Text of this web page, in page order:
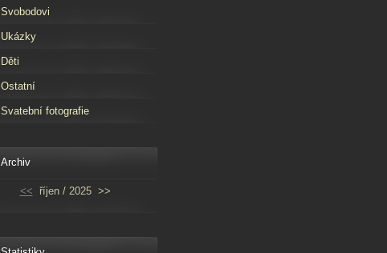
Svobodovi
Ukázky
Děti
Ostatní
Svatební fotografie
Archiv
<< říjen / 2025 >>